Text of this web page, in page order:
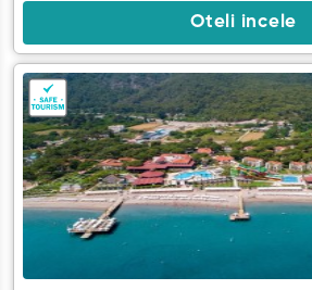
Oteli incele